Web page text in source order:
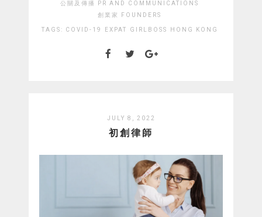
公關及傳播 PR AND COMMUNICATIONS
創業家 FOUNDERS
TAGS: COVID-19 EXPAT GIRLBOSS HONG KONG
JULY 8, 2022
初創律師